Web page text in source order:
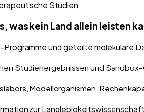
Studien
was kein Land allein leisten
und geteilte molekulare
Studienergebnissen und
Modellorganismen,
zur Langlebigkeitswissenschaft